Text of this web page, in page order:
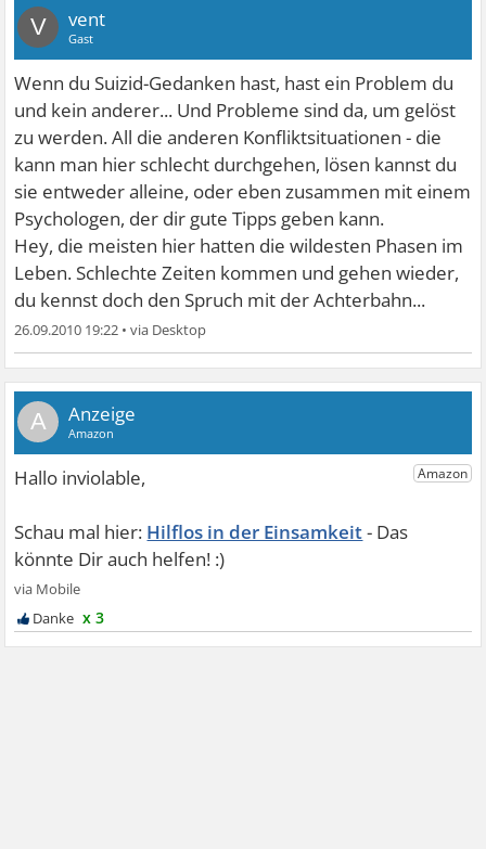
V vent
Gast
Wenn du Suizid-Gedanken hast, hast ein Problem du
und kein anderer... Und Probleme sind da, um gelöst
zu werden. All die anderen Konfliktsituationen - die
kann man hier schlecht durchgehen, lösen kannst du
sie entweder alleine, oder eben zusammen mit einem
Psychologen, der dir gute Tipps geben kann.
Hey, die meisten hier hatten die wildesten Phasen im
Leben. Schlechte Zeiten kommen und gehen wieder,
du kennst doch den Spruch mit der Achterbahn...
26.09.2010 19:22 •
A
Hilflos in der Einsamkeit
x 3